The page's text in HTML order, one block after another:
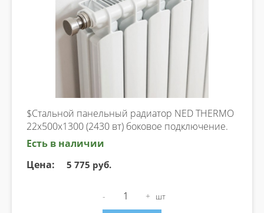
$Стальной панельный радиатор NED THERMO
22х500х1300 (2430 вт) боковое подключение.
Есть в наличии
Цена:
5 775 руб.
- + шт